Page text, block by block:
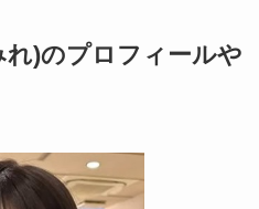
)のプロフィールや